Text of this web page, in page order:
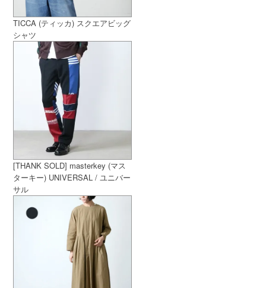
TICCA (ティッカ) スクエアビッグ
シャツ
[THANK SOLD] masterkey (マス
ターキー) UNIVERSAL / ユニバー
サル